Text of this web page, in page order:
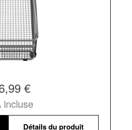
€
incluse
Détails du produit